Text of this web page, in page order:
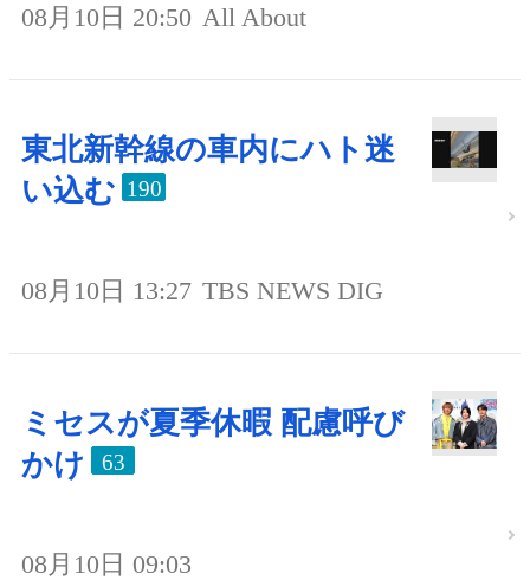
08月10日 20:50 All About
東北新幹線の車内にハト迷
い込む 190
08月10日 13:27 TBS NEWS DIG
ミセスが夏季休暇 配慮呼び
かけ
63
08月10日 09:03